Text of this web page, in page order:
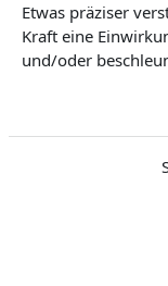
Etwas präziser
Kraft eine
und/oder